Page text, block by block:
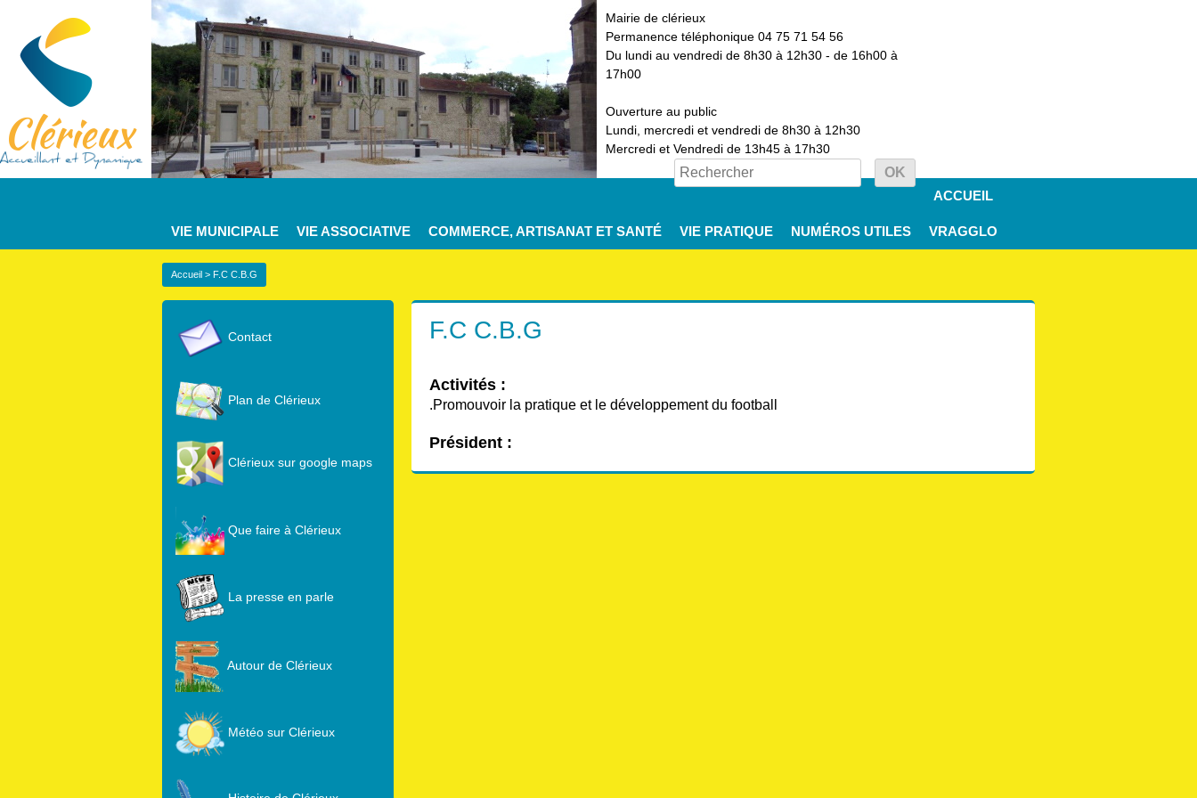
Mairie de clérieux
Permanence téléphonique 04 75 71 54 56
Du lundi au vendredi de 8h30 à 12h30 - de 16h00 à
17h00
Ouverture au public
Lundi, mercredi et vendredi de 8h30 à 12h30
Mercredi et Vendredi de 13h45 à 17h30
ACCUEIL
VIE MUNICIPALE VIE ASSOCIATIVE COMMERCE, ARTISANAT ET SANTÉ VIE PRATIQUE NUMÉROS UTILES VRAGGLO
Accueil > F.C C.B.G
F.C C.B.G
Activités :
.Promouvoir la pratique et le développement du football
Président :
Contact
Plan de Clérieux
Clérieux sur google maps
Que faire à Clérieux
La presse en parle
Autour de Clérieux
Météo sur Clérieux